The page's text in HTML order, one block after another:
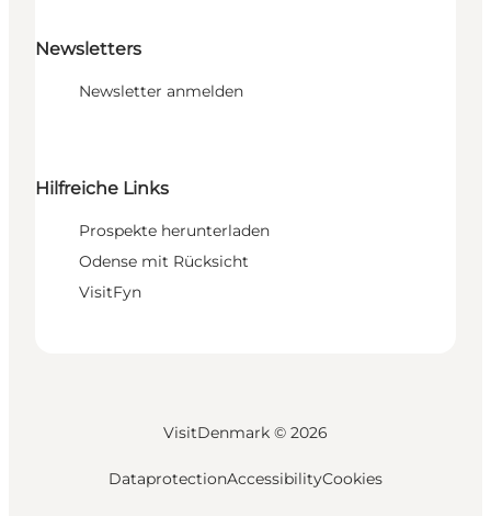
Newsletters
Newsletter anmelden
Hilfreiche Links
Prospekte herunterladen
Odense mit Rücksicht
VisitFyn
VisitDenmark © 2026
DataprotectionAccessibilityCookies